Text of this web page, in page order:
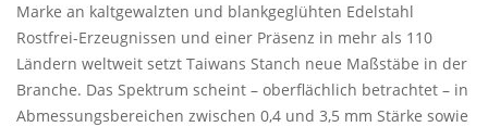
Marke an kaltgewalzten und blankgeglühten Edelstahl
Rostfrei-Erzeugnissen und einer Präsenz in mehr als 110
Ländern weltweit setzt Taiwans Stanch neue Maßstäbe in der
Branche. Das Spektrum scheint – oberflächlich betrachtet – in
Abmessungsbereichen zwischen 0,4 und 3,5 mm Stärke sowie